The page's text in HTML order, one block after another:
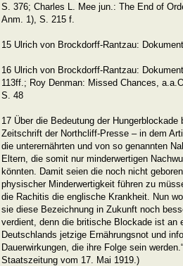
S. 376; Charles L. Mee jun.: The End of
Anm. 1), S. 215 f.
15 Ulrich von Brockdorff-Rantzau:
16 Ulrich von Brockdorff-Rantzau:
113ff.; Roy Denman: Missed Chances,
S. 48
17 Über die Bedeutung der
Zeitschrift der Northcliff-Presse – in dem
die unterernährten und von so genannten
Eltern, die somit nur minderwertigen
könnten. Damit seien die noch nicht
physischer Minderwertigkeit führen zu
die Rachitis die englische Krankheit. Nun
sie diese Bezeichnung in Zukunft noch
verdient, denn die britische Blockade ist an
Deutschlands jetzige Ernährungsnot und
Dauerwirkungen, die ihre Folge sein
Staatszeitung vom 17. Mai 1919.)